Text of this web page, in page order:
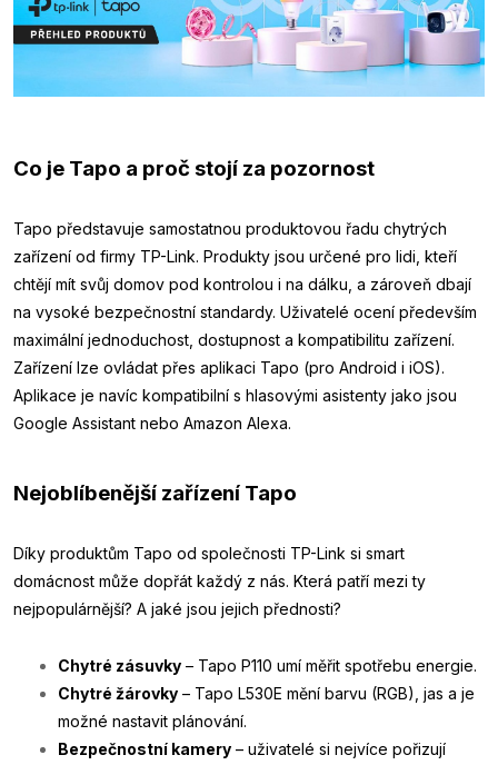
Co je Tapo a proč stojí za pozornost
Tapo představuje samostatnou produktovou řadu chytrých
zařízení od firmy TP-Link. Produkty jsou určené pro lidi, kteří
chtějí mít svůj domov pod kontrolou i na dálku, a zároveň dbají
na vysoké bezpečnostní standardy. Uživatelé ocení především
maximální jednoduchost, dostupnost a kompatibilitu zařízení.
Zařízení lze ovládat přes aplikaci Tapo (pro Android i iOS).
Aplikace je navíc kompatibilní s hlasovými asistenty jako jsou
Google Assistant nebo Amazon Alexa.
Nejoblíbenější zařízení Tapo
Díky produktům Tapo od společnosti TP-Link si smart
domácnost může dopřát každý z nás. Která patří mezi ty
nejpopulárnější? A jaké jsou jejich přednosti?
Chytré zásuvky – Tapo P110 umí měřit spotřebu energie.
Chytré žárovky – Tapo L530E mění barvu (RGB), jas a je
možné nastavit plánování.
Bezpečnostní kamery – uživatelé si nejvíce pořizují